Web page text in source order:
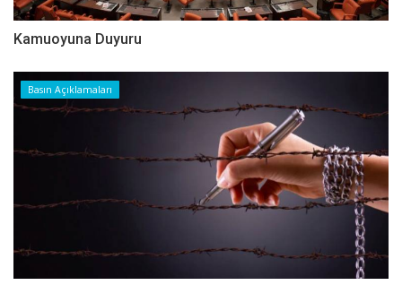
Kamuoyuna Duyuru
Basın Açıklamaları